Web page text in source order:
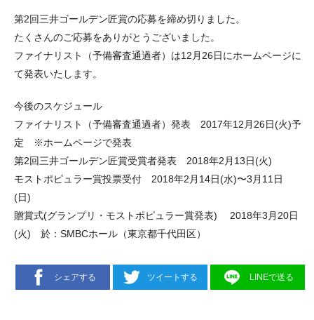
第2回三井ゴールデン匠賞の応募を締め切りました。
たくさんのご応募をありがとうございました。
ファイナリスト（予備審査通過者）は12月26日にホームページに
て発表いたします。
今後のスケジュール
ファイナリスト（予備審査通過者）発表 2017年12月26日(火)予
定 ※ホームページで発表
第2回三井ゴールデン匠賞受賞者発表 2018年2月13日(火)
モストポピュラー賞投票受付 2018年2月14日(水)〜3月11日
(日)
贈賞式(グランプリ・モストポピュラー賞発表) 2018年3月20日
(火) 於：SMBCホール（東京都千代田区）
シェアする ツイートする LINEで送る